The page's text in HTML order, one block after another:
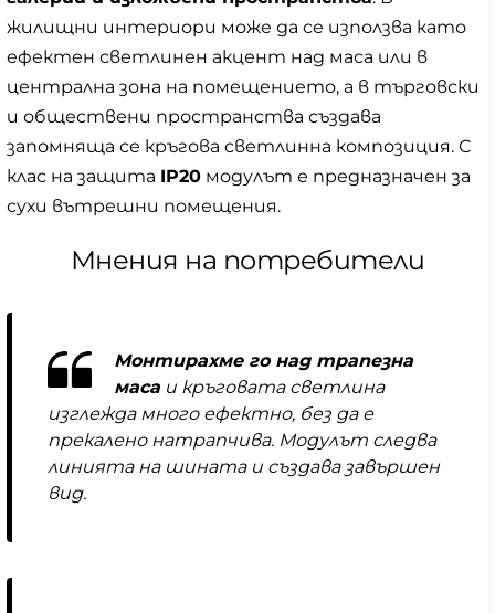
жилищни интериори може да се използва като
ефектен светлинен акцент над маса или в
централна зона на помещението, а в търговски
и обществени пространства създава
запомняща се кръгова светлинна композиция. С
клас на защита IP20 модулът е предназначен за
сухи вътрешни помещения.
Мнения на потребители
Монтирахме го над трапезна
маса и кръговата светлина
изглежда много ефектно, без да е
прекалено натрапчива. Модулът следва
линията на шината и създава завършен
вид.